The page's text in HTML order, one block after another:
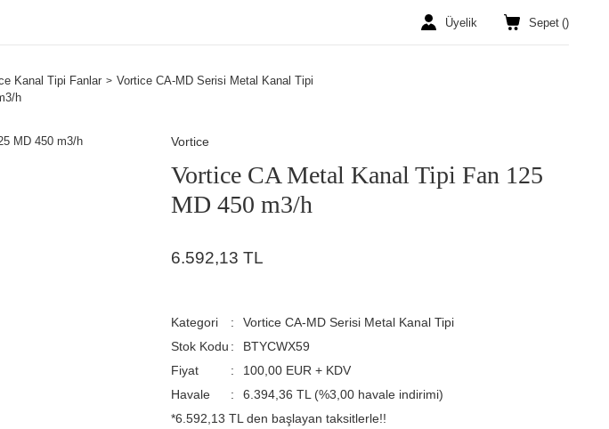
Üyelik Sepet ()
Kanal Tipi Fanlar
Vortice CA-MD Serisi Metal Kanal Tipi
h
Vortice
Vortice CA Metal Kanal Tipi Fan 125
MD 450 m3/h
6.592,13 TL
Kategori
Vortice CA-MD Serisi Metal Kanal Tipi
Stok Kodu
BTYCWX59
Fiyat
100,00 EUR + KDV
Havale
6.394,36 TL (%3,00 havale indirimi)
*6.592,13 TL den başlayan taksitlerle!!